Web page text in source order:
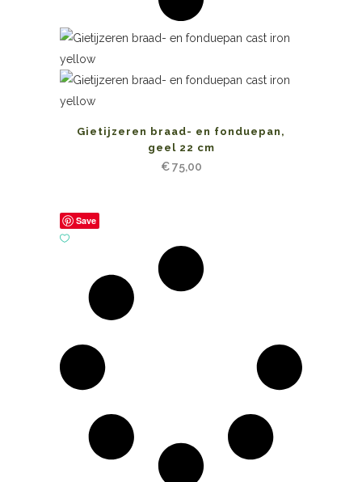
Gietijzeren braad- en fonduepan,
geel 22 cm
€75,00
Save